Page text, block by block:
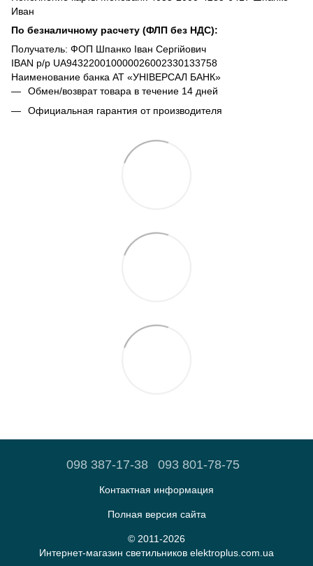
Иван
По безналичному расчету (ФЛП без НДС):
Получатель: ФОП Шпанко Іван Сергійович
IBAN р/р UA943220010000026002330133758
Наименование банка АТ «УНІВЕРСАЛ БАНК»
Обмен/возврат товара в течение 14 дней
Официальная гарантия от производителя
098 387-17-38 093 801-78-75
Контактная информация
Полная версия сайта
© 2011-2026
Интернет-магазин светильников elektroplus.com.ua